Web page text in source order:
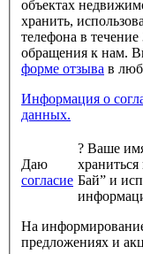
объектах
хранить,
телефона в
форме отзыва
в
Информация о согласии на обработку персональных
данных.
Даю
согласие
? Ваше имя
храниться в базе данных клиентов ООО “Бир
Бай” и
На
предложениях и